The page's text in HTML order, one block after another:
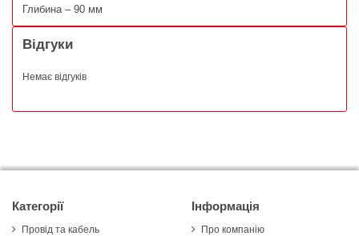
Глибина – 90 мм
Відгуки
Немає відгуків
Категорії
Провід та кабель
Інформація
Про компанію